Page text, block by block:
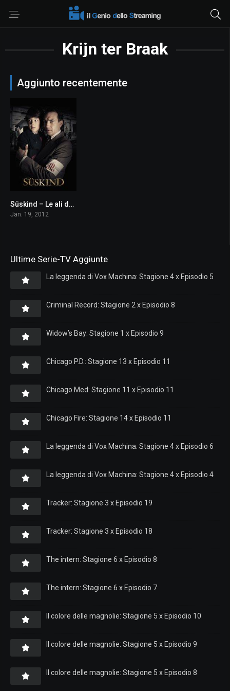
Krijn ter Braak
Aggiunto recentemente
6.9Süskind – Le ali dell’innocenza
Jan. 19, 2012
Ultime Serie-TV Aggiunte
La leggenda di Vox Machina: Stagione 4 x Episodio 5
Criminal Record: Stagione 2 x Episodio 8
Widow’s Bay: Stagione 1 x Episodio 9
Chicago P.D.: Stagione 13 x Episodio 11
Chicago Med: Stagione 11 x Episodio 11
Chicago Fire: Stagione 14 x Episodio 11
La leggenda di Vox Machina: Stagione 4 x Episodio 6
La leggenda di Vox Machina: Stagione 4 x Episodio 4
Tracker: Stagione 3 x Episodio 19
Tracker: Stagione 3 x Episodio 18
The intern: Stagione 6 x Episodio 8
The intern: Stagione 6 x Episodio 7
Il colore delle magnolie: Stagione 5 x Episodio 10
Il colore delle magnolie: Stagione 5 x Episodio 9
Il colore delle magnolie: Stagione 5 x Episodio 8